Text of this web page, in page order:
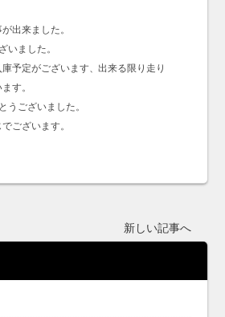
出来ました。
いました。
予定がございます、出来る限り走り
す。
うございました。
ございます。
新しい記事へ